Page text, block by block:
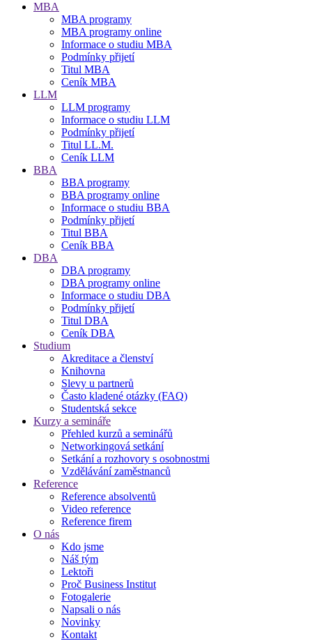
MBA
MBA programy
MBA programy online
Informace o studiu MBA
Podmínky přijetí
Titul MBA
Ceník MBA
LLM
LLM programy
Informace o studiu LLM
Podmínky přijetí
Titul LL.M.
Ceník LLM
BBA
BBA programy
BBA programy online
Informace o studiu BBA
Podmínky přijetí
Titul BBA
Ceník BBA
DBA
DBA programy
DBA programy online
Informace o studiu DBA
Podmínky přijetí
Titul DBA
Ceník DBA
Studium
Akreditace a členství
Knihovna
Slevy u partnerů
Často kladené otázky (FAQ)
Studentská sekce
Kurzy a semináře
Přehled kurzů a seminářů
Networkingová setkání
Setkání a rozhovory s osobnostmi
Vzdělávání zaměstnanců
Reference
Reference absolventů
Video reference
Reference firem
O nás
Kdo jsme
Náš tým
Lektoři
Proč Business Institut
Fotogalerie
Napsali o nás
Novinky
Kontakt